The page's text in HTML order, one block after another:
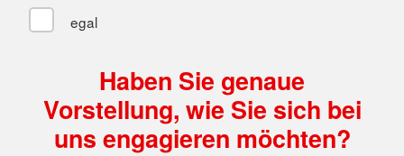
egal
Haben Sie genaue
Vorstellung, wie Sie sich bei
uns engagieren möchten?